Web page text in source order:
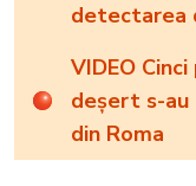
detectarea
VIDEO
deșert s-au
din Roma